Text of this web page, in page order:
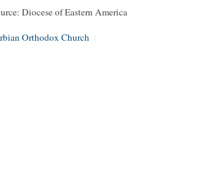
Diocese of Eastern America
Orthodox Church